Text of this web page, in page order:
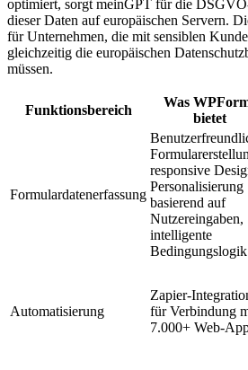
optimiert, sorgt meinGPT für die
dieser Daten auf europäischen Servern.
für Unternehmen, die mit sensiblen
gleichzeitig die europäischen
müssen.
Funktionsbereich
Was
bietet
Formulardatenerfassung
responsive
Personalisierung
basierend auf
Nutzereingaben,
intelligente
Bedingungslogik
Automatisierung
Zapier-
für Verbindung
7.000+ Web-